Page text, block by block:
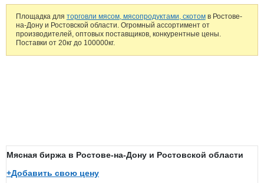
Площадка для торговли мясом, мясопродуктами, скотомв Ростове-
на-Дону и Ростовской области. Огромный ассортимент от
производителей, оптовых поставщиков, конкурентные цены.
Поставки от 20кг до 100000кг.
Мясная биржа в Ростове-на-Дону и Ростовской области
+Добавить свою цену